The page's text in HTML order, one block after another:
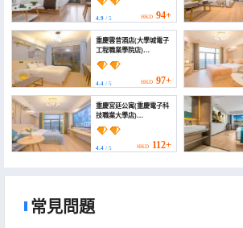
Apartment (University
Town Electronics
School))
4.9 / 5 HKD 94+
重慶雲昔酒店(大學城電子
工程職業學院店)
(Chongqing Yunxi
Hotel)
4.4 / 5 HKD 97+
重慶宮廷公寓(重慶電子科
技職業大學店)
(Chongqing Palace
Apartment (Chongqing
Electronic Science and
Technology Vocational
4.4 / 5 HKD 112+
常見問題